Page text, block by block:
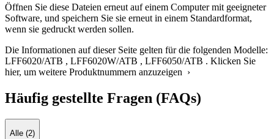
Öffnen Sie diese Dateien erneut auf einem Computer mit geeigneter
Software, und speichern Sie sie erneut in einem Standardformat,
wenn sie gedruckt werden sollen.
Die Informationen auf dieser Seite gelten für die folgenden Modelle:
LFF6020/ATB , LFF6020W/ATB , LFF6050/ATB . Klicken Sie
hier, um weitere Produktnummern anzuzeigen ›
Häufig gestellte Fragen (FAQs)
Alle (2)